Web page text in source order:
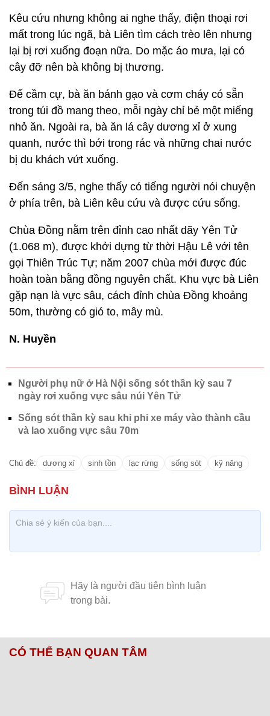
Kêu cứu nhưng không ai nghe thấy, điện thoại rơi
mất trong lúc ngã, bà Liên tìm cách trèo lên nhưng
lại bị rơi xuống đoạn nữa. Do mặc áo mưa, lại có
cây đỡ nên bà không bị thương.
Để cầm cự, bà ăn bánh gạo và cơm cháy có sẵn
trong túi đồ mang theo, mỗi ngày chỉ bẻ một miếng
nhỏ ăn. Ngoài ra, bà ăn lá cây dương xỉ ở xung
quanh, nước thì bới trong rác và những chai nước
bị du khách vứt xuống.
Đến sáng 3/5, nghe thấy có tiếng người nói chuyện
ở phía trên, bà Liên kêu cứu và được cứu sống.
Chùa Đồng nằm trên đỉnh cao nhất dãy Yên Tử
(1.068 m), được khởi dựng từ thời Hậu Lê với tên
gọi Thiên Trúc Tự; năm 2007 chùa mới được đúc
hoàn toàn bằng đồng nguyên chất. Khu vực bà Liên
gặp nạn là vực sâu, cách đỉnh chùa Đồng khoảng
50m, thường có gió to, mây mù.
N. Huyền
Người phụ nữ ở Hà Nội sống sót thần kỳ sau 7
ngày rơi xuống vực sâu núi Yên Tử
Sống sót thần kỳ sau khi phi xe máy vào thành cầu
và lao xuống vực sâu 70m
Chủ đề: dương xỉ sinh tồn lạc rừng sống sót kỹ năng
CÓ THỂ BẠN QUAN TÂM